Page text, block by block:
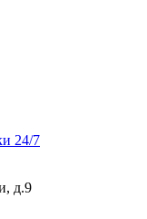
24/7
д.9